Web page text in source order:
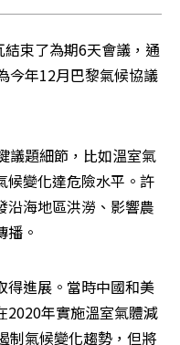
束了為期6天會議，通
今年12月巴黎氣候協議
議題細節，比如溫室氣
候變化達危險水平。許
沿海地區洪澇、影響農
播。
得進展。當時中國和美
2020年實施溫室氣體減
制氣候變化趨勢，但將